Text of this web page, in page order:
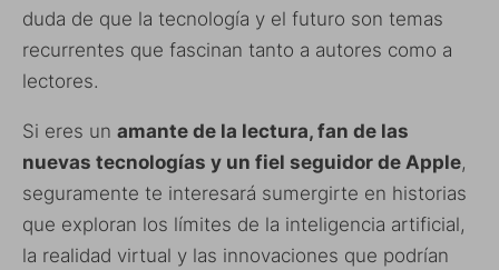
duda de que la tecnología y el futuro son temas
recurrentes que fascinan tanto a autores como a
lectores.
Si eres un amante de la lectura, fan de las
nuevas tecnologías y un fiel seguidor de Apple,
seguramente te interesará sumergirte en historias
que exploran los límites de la inteligencia artificial,
la realidad virtual y las innovaciones que podrían